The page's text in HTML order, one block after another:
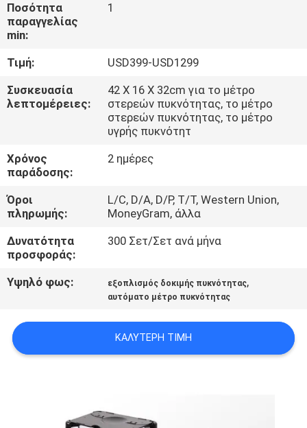
ΜΑΣ
ΣΕ
ΕΠΑΦΉ
ΖΗΤΉΣΤΕ
ΈΝΑ
ΑΠΌΣΠΑΣΜΑ
SITEMAP
PRIVACY
POLICY
Ποσότητα
παραγγελίας
min:
1
Τιμή:
USD399-USD1299
Συσκευασία
λεπτομέρειες:
42 X 16 X 32cm για το μέτρο
στερεών πυκνότητας, το μέτρο
στερεών πυκνότητας, το μέτρο
υγρής πυκνότητ
Χρόνος
παράδοσης:
2 ημέρες
Όροι
πληρωμής:
L/C, D/A, D/P, T/T, Western Union,
MoneyGram, άλλα
Δυνατότητα
προσφοράς:
300 Σετ/Σετ ανά μήνα
Υψηλό φως: εξοπλισμός δοκιμής πυκνότητας,
αυτόματο μέτρο πυκνότητας
ΚΑΛΎΤΕΡΗ ΤΙΜΉ